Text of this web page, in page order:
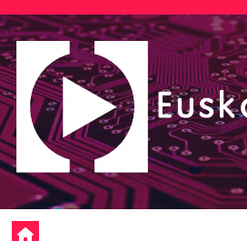
Saltar
al
contenido